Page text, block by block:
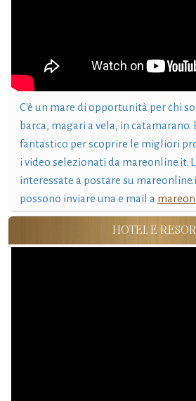
C'è un mare di opportunità per chi
barca, magari a vela, in catamarano.
fantastico per scoprire le migliori
i video selezionati da mareonline.it.
interessate a postare su
possono inviare una e mail a
HOTEL E